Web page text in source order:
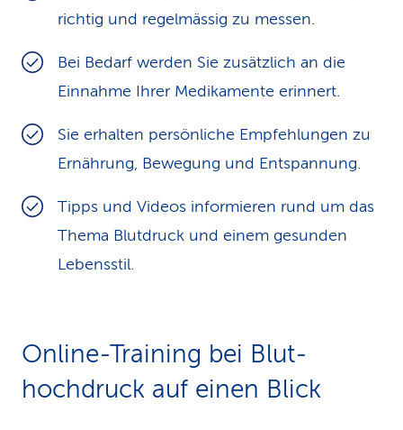
richtig und regelmässig zu messen.
Bei Bedarf werden Sie zusätzlich an die
Einnahme Ihrer Medikamente erinnert.
Sie erhalten persönliche Empfehlungen zu
Ernährung, Bewegung und Entspannung.
Tipps und Videos informieren rund um das
Thema Blutdruck und einem gesunden
Lebensstil.
Online-Training bei Blut­
hochdruck auf einen Blick